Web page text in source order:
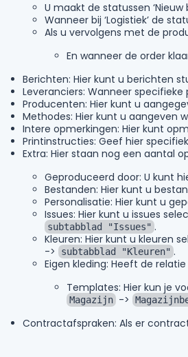
U maakt de statussen ‘Nieuw
Wanneer bij ‘Logistiek’ de
Als u vervolgens met de
En wanneer de order
Berichten: Hier kunt u berichten
Leveranciers: Wanneer
Producenten: Hier kunt u
Methodes: Hier kunt u aangeven
Intere opmerkingen: Hier kunt
Printinstructies: Geef hier
Extra: Hier staan nog een aantal
Geproduceerd door: U kunt
Bestanden: Hier kunt u
Personalisatie: Hier kunt u
Issues: Hier kunt u issues
subtabblad "Issues" .
Kleuren: Hier kunt u kleuren
-> subtabblad "Kleuren" .
Eigen kleding: Heeft de
Templates: Hier kun je
Magazijn ->
Contractafspraken: Als er